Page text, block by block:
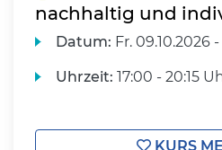
nachhaltig und
Datum: Fr. 09.10.2026 -
Uhrzeit: 17:00 - 20:15
KURS